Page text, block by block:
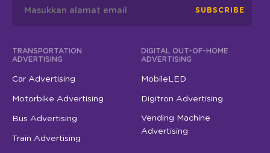
SUBSCRIBE
TRANSPORTATION
ADVERTISING
Car Advertising
Motorbike Advertising
Bus Advertising
Train Advertising
DIGITAL OUT-OF-HOME
ADVERTISING
MobileLED
Digitron Advertising
Vending Machine
Advertising